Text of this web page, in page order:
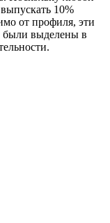
10%
от профиля, эти
были выделены в